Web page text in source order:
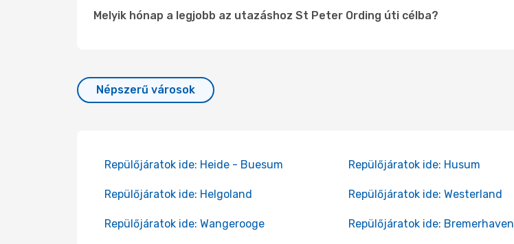
Melyik hónap a legjobb az utazáshoz St Peter Ording úti célba?
Népszerű városok
Repülőjáratok ide: Heide - Buesum Repülőjáratok ide: Husum
Repülőjáratok ide: Helgoland Repülőjáratok ide: Westerland
Repülőjáratok ide: Wangerooge Repülőjáratok ide: Bremerhaven